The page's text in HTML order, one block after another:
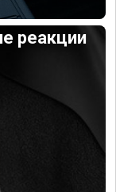
реакции